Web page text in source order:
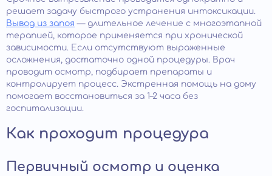
решает задачу быстрого устранения интоксикации.
Вывод из запоя — длительное лечение с многоэтапной
терапией, которое применяется при хронической
зависимости. Если отсутствуют выраженные
осложнения, достаточно одной процедуры. Врач
проводит осмотр, подбирает препараты и
контролирует процесс. Экстренная помощь на дому
помогает восстановиться за 1–2 часа без
госпитализации.
Как проходит процедура
Первичный осмотр и оценка